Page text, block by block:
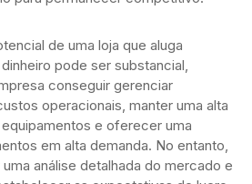
de uma loja que aluga
pode ser substancial,
conseguir gerenciar
operacionais, manter uma alta
e oferecer uma
em alta demanda. No entanto,
análise detalhada do mercado e